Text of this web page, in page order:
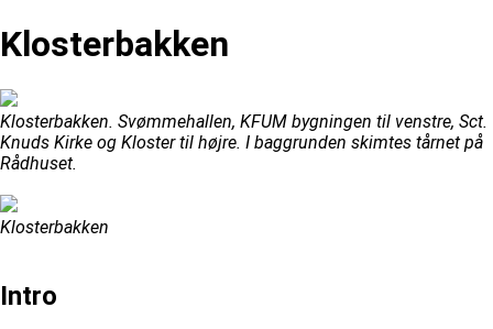
Klosterbakken
Klosterbakken. Svømmehallen, KFUM bygningen til venstre, Sct.
Knuds Kirke og Kloster til højre. I baggrunden skimtes tårnet på
Rådhuset.
Klosterbakken
Intro